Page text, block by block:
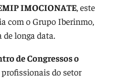
IMOCIONATE, este
com o Grupo Iberinmo,
longa data.
de Congressos o
do setor